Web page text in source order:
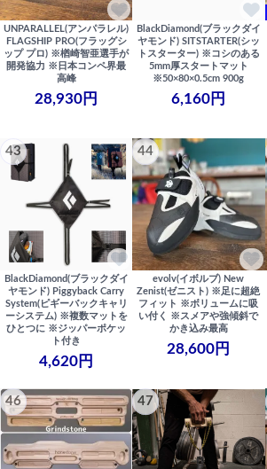
UNPARALLEL(アンパラレル)
FLAGSHIP PRO(フラッグシ
ップ プロ) ※楢崎智亜選手が
開発協力 ※日本コンペ界最
高峰
28,930円
BlackDiamond(ブラックダイ
ヤモンド) SITSTARTER(シッ
トスターター) ※コシのある
5mm厚スタートマット
※50×80×0.5cm 900g
6,160円
43
BlackDiamond(ブラックダイ
ヤモンド) Piggyback Carry
System(ピギーバックキャリ
ーシステム) ※複数マットを
ひとつに ※ジッパーポケッ
ト付き
4,620円
44
evolv(イボルブ) New
Zenist(ゼニスト) ※足に超絶
フィット ※ボリュームに吸
い付く ※スメアや強傾斜で
かき込み最高
28,600円
46 47